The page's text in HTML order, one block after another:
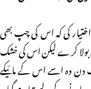
کی کہ اس کی چپ بھی
بولا کرے لیکن اس کی خشک
دن وہ اسے اس کے مائیکے